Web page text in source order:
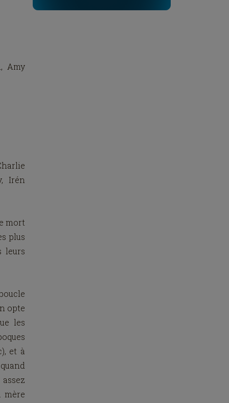
Amy
Irén
mort
plus
leurs
opte
les
et à
mère